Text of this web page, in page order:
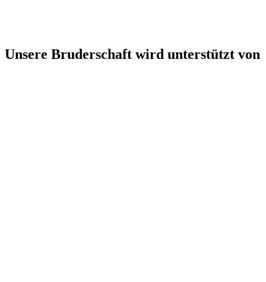
Unsere Bruderschaft wird unterstützt von